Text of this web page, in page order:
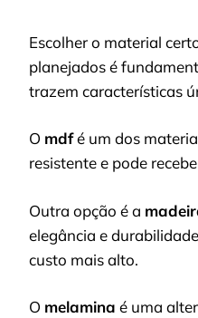
Escolher o material
planejados é
trazem características
O mdfé um dos
resistente e pode
Outra opção é a
elegância e
custo mais alto.
O melamina é uma